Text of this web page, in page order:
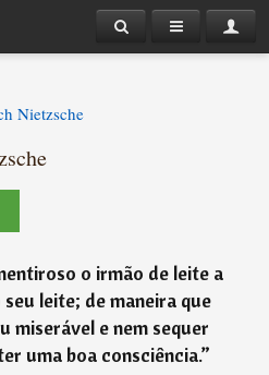
Nietzsche
o irmão de leite a
leite; de maneira que
miserável e nem sequer
uma boa consciência.”